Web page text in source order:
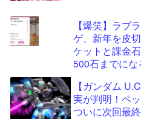
【爆笑】ラブ
ゲ、新年を皮
ケットと課金
500石までにな
【ガンダム
実が判明！ペ
ついに次回最